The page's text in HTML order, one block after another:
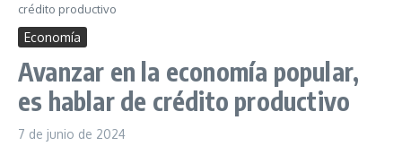
crédito productivo
Economía
Avanzar en la economía popular,
es hablar de crédito productivo
7 de junio de 2024